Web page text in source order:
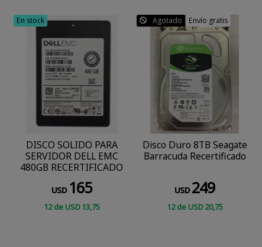
En stock
DISCO SOLIDO PARA
SERVIDOR DELL EMC
480GB RECERTIFICADO
USD 165
12de USD13,75
COMPRAR
Agotado Envío gratis
Disco Duro 8TB Seagate
Barracuda Recertificado
USD 249
12de USD20,75
CONSULTAR